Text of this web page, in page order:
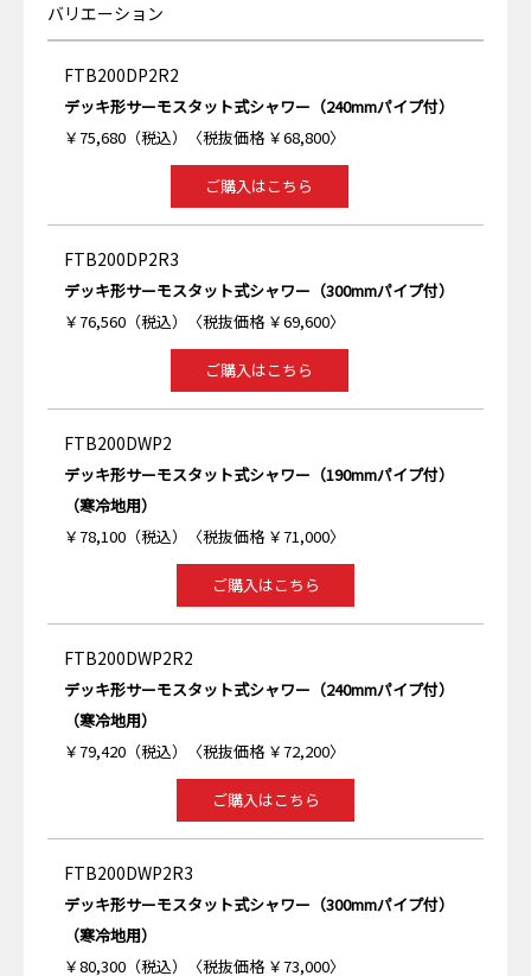
バリエーション
FTB200DP2R2
デッキ形サーモスタット式シャワー（240mmパイプ付）
￥75,680（税込）〈税抜価格 ￥68,800〉
ご購入はこちら
FTB200DP2R3
デッキ形サーモスタット式シャワー（300mmパイプ付）
￥76,560（税込）〈税抜価格 ￥69,600〉
ご購入はこちら
FTB200DWP2
デッキ形サーモスタット式シャワー（190mmパイプ付）
（寒冷地用）
￥78,100（税込）〈税抜価格 ￥71,000〉
ご購入はこちら
FTB200DWP2R2
デッキ形サーモスタット式シャワー（240mmパイプ付）
（寒冷地用）
￥79,420（税込）〈税抜価格 ￥72,200〉
ご購入はこちら
FTB200DWP2R3
デッキ形サーモスタット式シャワー（300mmパイプ付）
（寒冷地用）
￥80,300（税込）〈税抜価格 ￥73,000〉